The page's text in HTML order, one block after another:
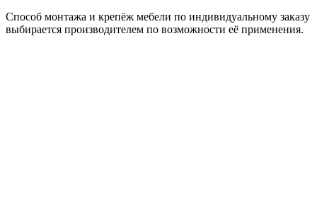
Способ монтажа и крепёж мебели по индивидуальному заказу
выбирается производителем по возможности её применения.